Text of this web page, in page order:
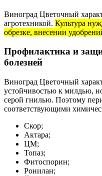
Виноград Цветочный
агротехникой. Культура
обрезке, внесении
Профилактика и
болезней
Виноград Цветочный
устойчивостью к милдью,
серой гнилью. Поэтому
соответствующими
Скор;
Актара;
ЦМ;
Топаз;
Фитоспорин;
Ронилан;